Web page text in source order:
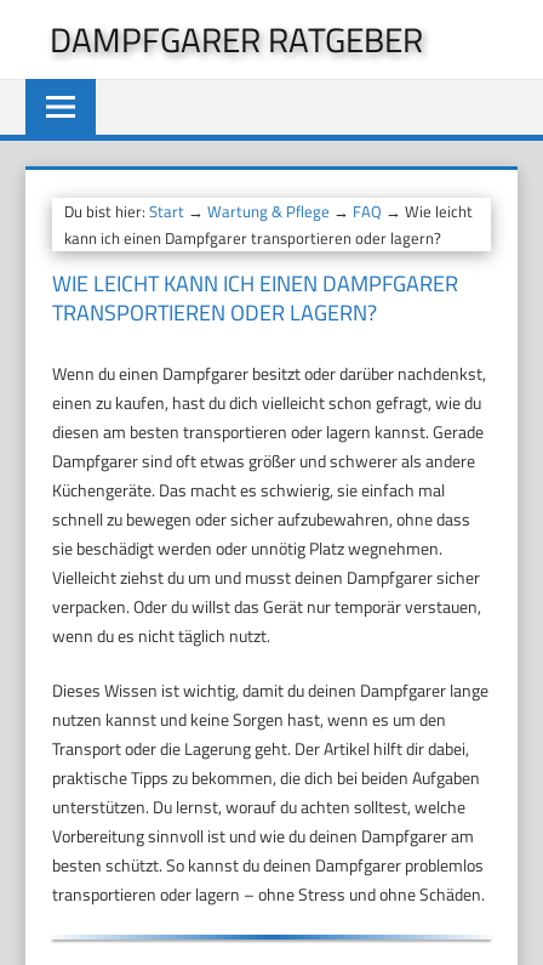
springen
DAMPFGARER RATGEBER
Du bist hier:Start →Wartung & Pflege → FAQ → Wie leicht
kann ich einen Dampfgarer transportieren oder lagern?
WIE LEICHT KANN ICH EINEN DAMPFGARER
TRANSPORTIEREN ODER LAGERN?
Wenn du einen Dampfgarer besitzt oder darüber nachdenkst,
einen zu kaufen, hast du dich vielleicht schon gefragt, wie du
diesen am besten transportieren oder lagern kannst. Gerade
Dampfgarer sind oft etwas größer und schwerer als andere
Küchengeräte. Das macht es schwierig, sie einfach mal
schnell zu bewegen oder sicher aufzubewahren, ohne dass
sie beschädigt werden oder unnötig Platz wegnehmen.
Vielleicht ziehst du um und musst deinen Dampfgarer sicher
verpacken. Oder du willst das Gerät nur temporär verstauen,
wenn du es nicht täglich nutzt.
Dieses Wissen ist wichtig, damit du deinen Dampfgarer lange
nutzen kannst und keine Sorgen hast, wenn es um den
Transport oder die Lagerung geht. Der Artikel hilft dir dabei,
praktische Tipps zu bekommen, die dich bei beiden Aufgaben
unterstützen. Du lernst, worauf du achten solltest, welche
Vorbereitung sinnvoll ist und wie du deinen Dampfgarer am
besten schützt. So kannst du deinen Dampfgarer problemlos
transportieren oder lagern – ohne Stress und ohne Schäden.